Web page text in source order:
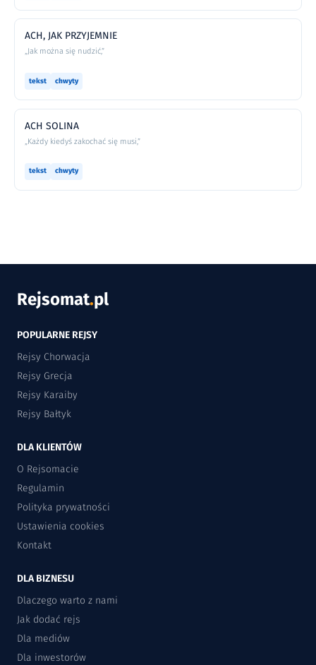
ACH, JAK PRZYJEMNIE
„Jak można się nudzić,”
tekst chwyty
ACH SOLINA
„Każdy kiedyś zakochać się musi,”
tekst chwyty
Rejsomat.pl
POPULARNE REJSY
Rejsy Chorwacja
Rejsy Grecja
Rejsy Karaiby
Rejsy Bałtyk
DLA KLIENTÓW
O Rejsomacie
Regulamin
Polityka prywatności
Ustawienia cookies
Kontakt
DLA BIZNESU
Dlaczego warto z nami
Jak dodać rejs
Dla mediów
Dla inwestorów